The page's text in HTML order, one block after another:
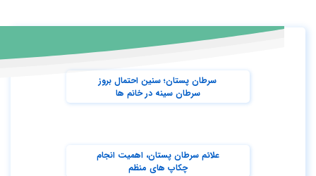
سرطان پستان؛ سنین احتمال بروز
سرطان سینه در خانم ها
علائم سرطان پستان، اهمیت انجام
چکاپ های منظم